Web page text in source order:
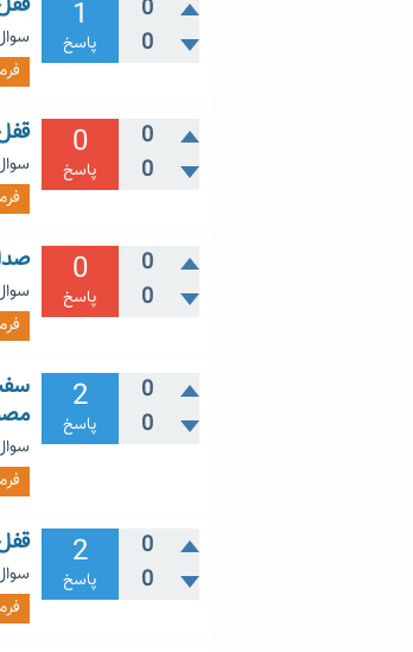
0
0
1
پاسخ
0
0
0
پاسخ
0
0
0
پاسخ
0
0
2
پاسخ
0
0
2
پاسخ